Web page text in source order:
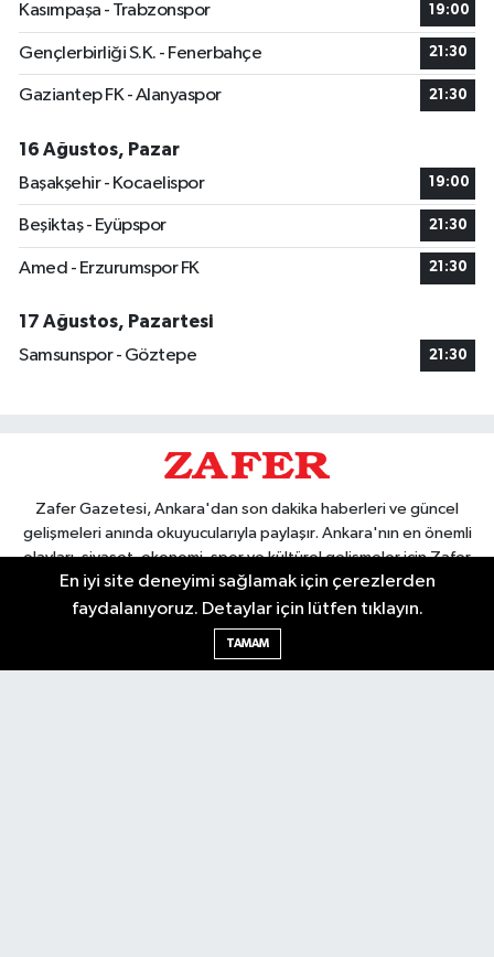
Kasımpaşa - Trabzonspor 19:00
Gençlerbirliği S.K. - Fenerbahçe 21:30
Gaziantep FK - Alanyaspor 21:30
16 Ağustos, Pazar
Başakşehir - Kocaelispor
19:00
Beşiktaş - Eyüpspor 21:30
Amed - Erzurumspor FK 21:30
17 Ağustos, Pazartesi
Samsunspor - Göztepe
21:30
Zafer Gazetesi, Ankara'dan son dakika haberleri ve güncel
gelişmeleri anında okuyucularıyla paylaşır. Ankara'nın en önemli
olayları, siyaset, ekonomi, spor ve kültürel gelişmeler için Zafer
Gazetesi'ni takip edin. Başkentin güvendiği haber kaynağı.
En iyi site deneyimi sağlamak için çerezlerden
faydalanıyoruz. Detaylar için lütfen tıklayın.
TAMAM